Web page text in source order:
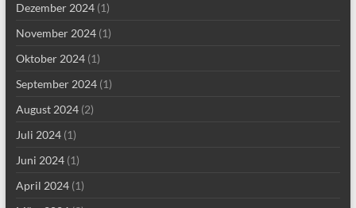
Dezember 2024(1)
November 2024(1)
Oktober 2024(1)
September 2024(1)
August 2024(2)
Juli 2024(1)
Juni 2024(1)
April 2024(1)